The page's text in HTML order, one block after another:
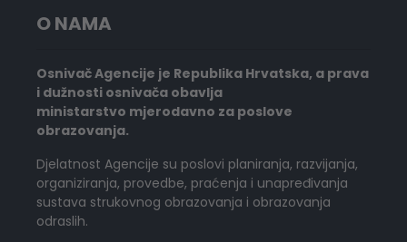
O NAMA
Osnivač Agencije je Republika Hrvatska, a prava
i dužnosti osnivača obavlja
ministarstvo mjerodavno za poslove
obrazovanja.
Djelatnost Agencije su poslovi planiranja, razvijanja,
organiziranja, provedbe, praćenja i unapređivanja
sustava strukovnog obrazovanja i obrazovanja
odraslih.